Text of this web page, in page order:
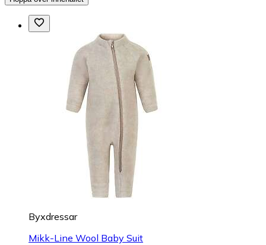
Byxdressar
Mikk-Line Wool Baby Suit